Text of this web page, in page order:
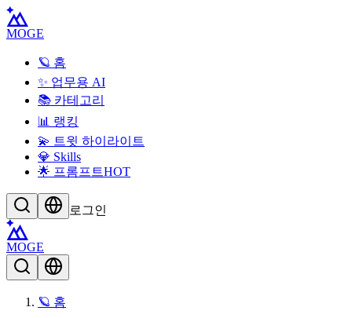
MOGE
🪐 홈
✨ 업무용 AI
📚 카테고리
📊 랭킹
💫 트윗 하이라이트
💎 Skills
🌟 프롬프트HOT
로그인
MOGE
🪐 홈